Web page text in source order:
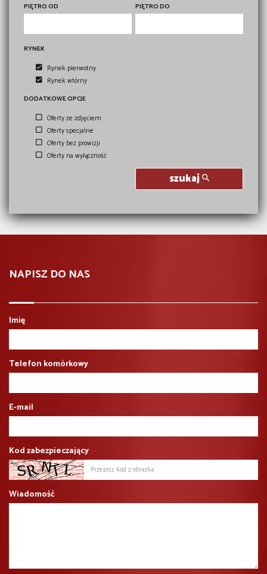
PIĘTRO OD PIĘTRO DO
RYNEK
Rynek pierwotny
Rynek wtórny
DODATKOWE OPCJE
Oferty ze zdjęciem
Oferty specjalne
Oferty bez prowizji
Oferty na wyłączność
szukaj
NAPISZ DO NAS
Imię
Telefon komórkowy
E-mail
Kod zabezpieczający
Wiadomość